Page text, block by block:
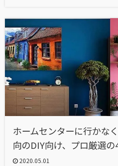
ホームセンターに行かな
向のDIY向け、プロ厳選の
2020.05.01